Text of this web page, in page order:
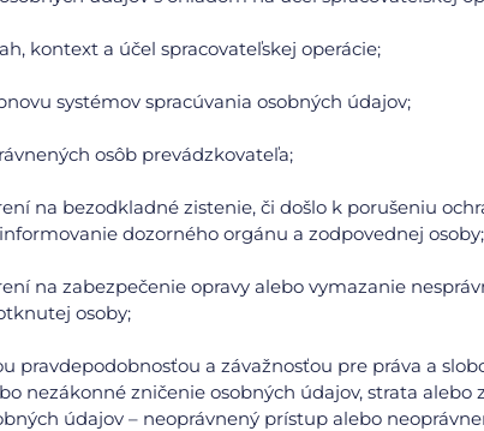
kontext a účel spracovateľskej operácie;
systémov spracúvania osobných údajov;
osôb prevádzkovateľa;
na bezodkladné zistenie, či došlo k porušeniu
dozorného orgánu a zodpovednej osoby;
na zabezpečenie opravy alebo vymazanie
osoby;
pravdepodobnosťou a závažnosťou pre práva a
nezákonné zničenie osobných údajov, strata alebo
údajov – neoprávnený prístup alebo